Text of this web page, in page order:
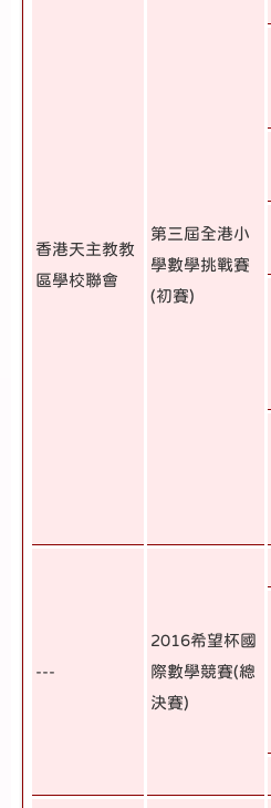
香港天主教教
區學校聯會
第三屆全港小
學數學挑戰賽
(初賽)
---
2016希望杯國
際數學競賽(總
決賽)